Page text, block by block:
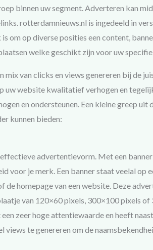
binnen uw segment. Adverteren kan
rotterdamnieuws.nl is ingedeeld in
om op diverse posities een content,
welke geschikt zijn voor uw
mix van clicks en views genereren bij de
uw website kwalitatief verhogen en
en ondersteunen. Een kleine greep uit
kunnen bieden:
effectieve advertentievorm. Met een
voor je merk. Een banner staat veelal op
de homepage van een website. Deze
van 120×60 pixels, 300×100 pixels of
zeer hoge attentiewaarde en heeft
views te genereren om de